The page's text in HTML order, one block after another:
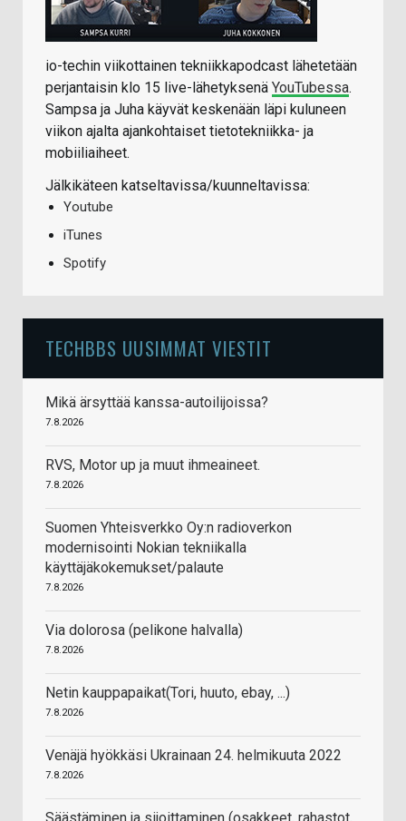
io-techin viikottainen tekniikkapodcast lähetetään
perjantaisin klo 15 live-lähetyksenä YouTubessa.
Sampsa ja Juha käyvät keskenään läpi kuluneen
viikon ajalta ajankohtaiset tietotekniikka- ja
mobiiliaiheet.
Jälkikäteen katseltavissa/kuunneltavissa:
Youtube
iTunes
Spotify
TECHBBS UUSIMMAT VIESTIT
Mikä ärsyttää kanssa-autoilijoissa?
7.8.2026
RVS, Motor up ja muut ihmeaineet.
7.8.2026
Suomen Yhteisverkko Oy:n radioverkon
modernisointi Nokian tekniikalla
käyttäjäkokemukset/palaute
7.8.2026
Via dolorosa (pelikone halvalla)
7.8.2026
Netin kauppapaikat(Tori, huuto, ebay, ...)
7.8.2026
Venäjä hyökkäsi Ukrainaan 24. helmikuuta 2022
7.8.2026